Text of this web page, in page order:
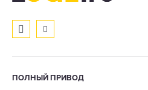
ПОЛНЫЙ ПРИВОД